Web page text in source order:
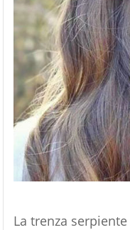
La trenza serpiente